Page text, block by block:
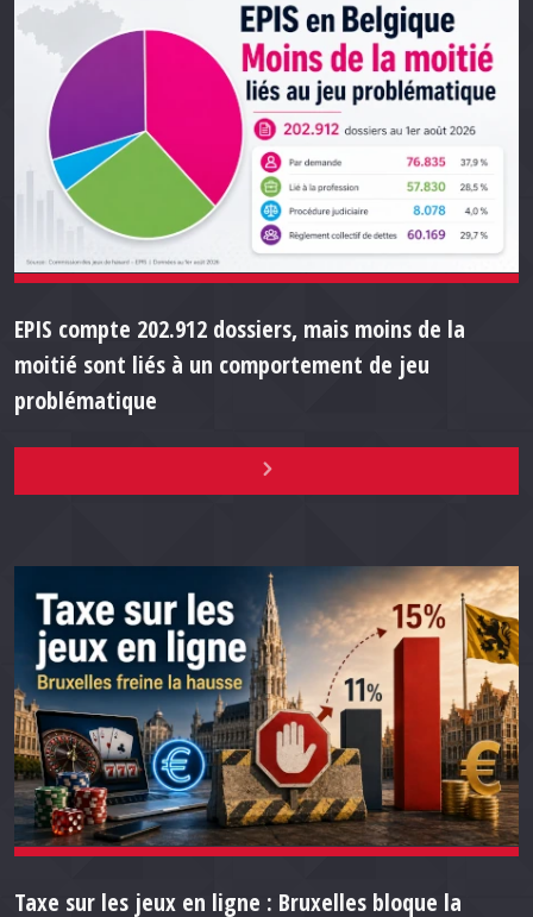
EPIS compte 202.912 dossiers, mais moins de la
moitié sont liés à un comportement de jeu
problématique
Taxe sur les jeux en ligne : Bruxelles bloque la